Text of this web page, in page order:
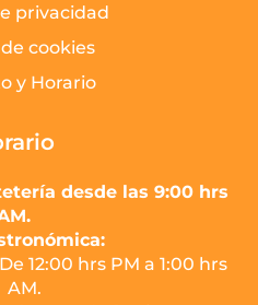
privacidad
cookies
y Horario
desde las 9:00 hrs
12:00 hrs PM a 1:00 hrs
AM.